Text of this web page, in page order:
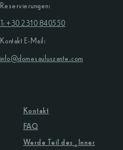
Kontakt
FAQ
Werde Teil des „Inner
Reservierungen:
T: +30 2310 840550
Kontakt E-Mail:
info@domesauluszante.com